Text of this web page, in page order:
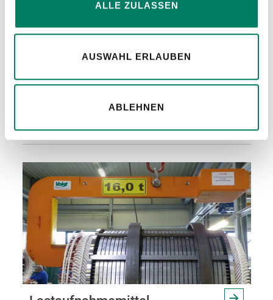
ALLE ZULASSEN
AUSWAHL ERLAUBEN
ABLEHNEN
Hebezeuge
Handhebelzüge, Stirnradflaschenzüge,
und Winden - variabel anpassbar